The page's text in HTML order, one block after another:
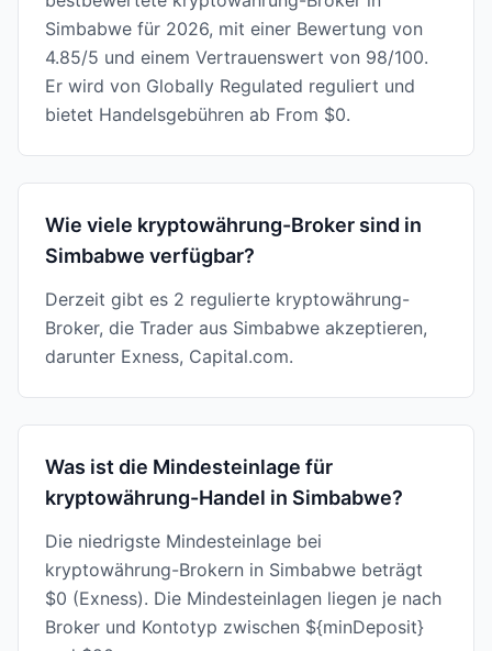
Simbabwe für 2026, mit einer Bewertung von
4.85/5 und einem Vertrauenswert von 98/100.
Er wird von Globally Regulated reguliert und
bietet Handelsgebühren ab From $0.
Wie viele kryptowährung-Broker sind in
Simbabwe verfügbar?
Derzeit gibt es 2 regulierte kryptowährung-
Broker, die Trader aus Simbabwe akzeptieren,
darunter Exness, Capital.com.
Was ist die Mindesteinlage für
kryptowährung-Handel in Simbabwe?
Die niedrigste Mindesteinlage bei
kryptowährung-Brokern in Simbabwe beträgt
$0 (Exness). Die Mindesteinlagen liegen je nach
Broker und Kontotyp zwischen ${minDeposit}